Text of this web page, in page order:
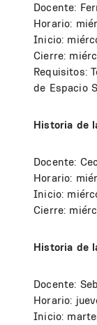
Docente:
Horario:
Inicio:
Cierre:
Requisitos:
de Espacio
Historia de
Docente:
Horario:
Inicio:
Cierre:
Historia de
Docente:
Horario:
Inicio: